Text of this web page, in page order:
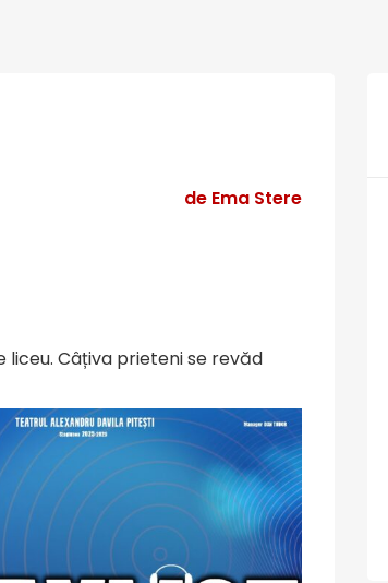
de Ema Stere
liceu. Câțiva prieteni se revăd